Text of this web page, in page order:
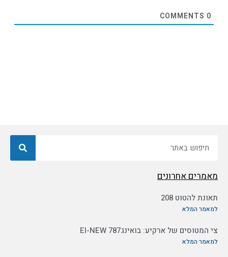
0
מאמרים אחרונים
תאונת להטוט 208
למאמר המלא
צי המטוסים של ארקיע: בואינג787 EI-NEW
למאמר המלא